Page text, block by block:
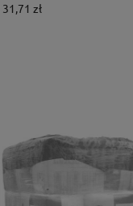
31,71 zł